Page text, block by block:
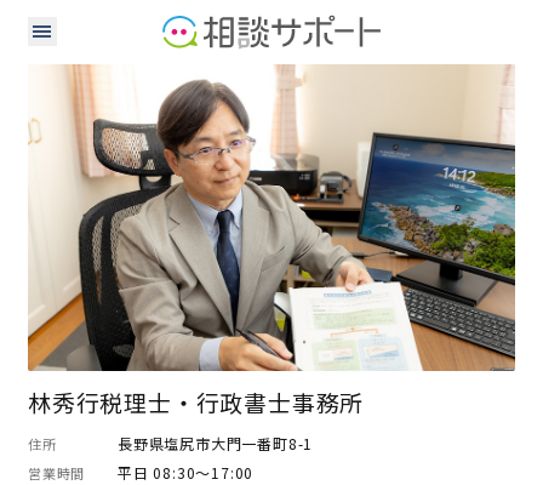
税理士
林秀行税理士・行政書士事務所
住所 長野県塩尻市大門一番町8-1
営業時間 平日 08:30～17:00